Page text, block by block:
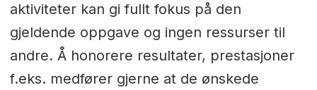
aktiviteter kan gi fullt fokus på den
gjeldende oppgave og ingen ressurser til
andre. Å honorere resultater, prestasjoner
f.eks. medfører gjerne at de ønskede